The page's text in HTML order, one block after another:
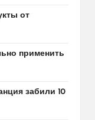
от
применить
забили 10